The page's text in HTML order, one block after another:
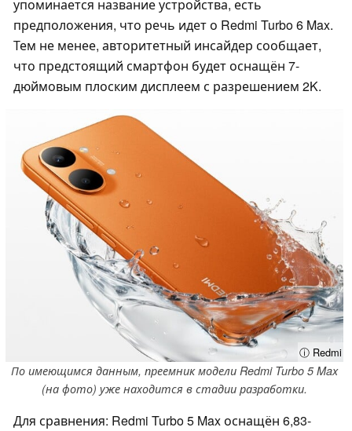
упоминается название устройства, есть
предположения, что речь идет о Redmi Turbo 6 Max.
Тем не менее, авторитетный инсайдер сообщает,
что предстоящий смартфон будет оснащён 7-
дюймовым плоским дисплеем с разрешением 2K.
ⓘ Redmi
По имеющимся данным, преемник модели Redmi Turbo 5 Max
(на фото) уже находится в стадии разработки.
Для сравнения: Redmi Turbo 5 Max оснащён 6,83-